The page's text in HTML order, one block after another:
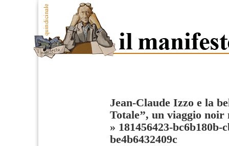
Jean-Claude Izzo e la
Totale’’, un viaggio
» 181456423-bc6b180b-
be4b6432409c